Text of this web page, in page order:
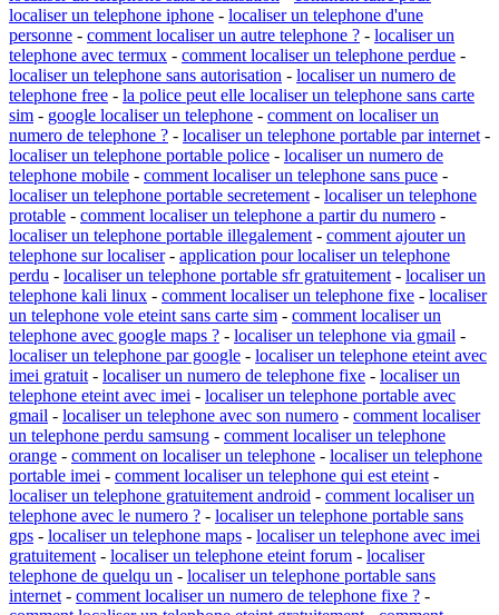
localiser un telephone iphone - localiser un telephone d'une
personne - comment localiser un autre telephone ? - localiser un
telephone avec termux - comment localiser un telephone perdue -
localiser un telephone sans autorisation - localiser un numero de
telephone free - la police peut elle localiser un telephone sans carte
sim - google localiser un telephone - comment on localiser un
numero de telephone ? - localiser un telephone portable par internet -
localiser un telephone portable police - localiser un numero de
telephone mobile - comment localiser un telephone sans puce -
localiser un telephone portable secretement - localiser un telephone
protable - comment localiser un telephone a partir du numero -
localiser un telephone portable illegalement - comment ajouter un
telephone sur localiser- application pour localiser un telephone
perdu - localiser un telephone portable sfr gratuitement - localiser un
telephone kali linux - comment localiser un telephone fixe - localiser
un telephone vole eteint sans carte sim - comment localiser un
telephone avec google maps ? - localiser un telephone via gmail -
localiser un telephone par google - localiser un telephone eteint avec
imei gratuit - localiser un numero de telephone fixe - localiser un
telephone eteint avec imei - localiser un telephone portable avec
gmail - localiser un telephone avec son numero - comment localiser
un telephone perdu samsung - comment localiser un telephone
orange - comment on localiser un telephone - localiser un telephone
portable imei - comment localiser un telephone qui est eteint -
localiser un telephone gratuitement android - comment localiser un
telephone avec le numero ? - localiser un telephone portable sans
gps - localiser un telephone maps - localiser un telephone avec imei
gratuitement - localiser un telephone eteint forum - localiser
telephone de quelqu un - localiser un telephone portable sans
internet - comment localiser un numero de telephone fixe ? -